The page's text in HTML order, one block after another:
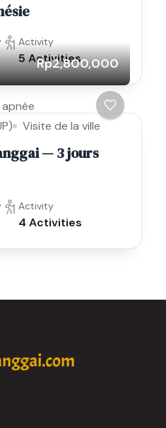
Activity
5 Activities
Rp2,800,000
Visite de la ville
— 3 jours
Activity
4 Activities